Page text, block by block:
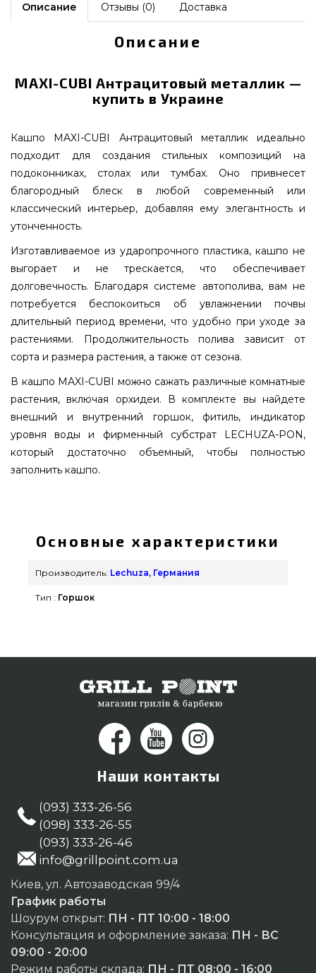
Описание Отзывы (0) Доставка
Описание
MAXI-CUBI Антрацитовый металлик —
купить в Украине
Кашпо MAXI-CUBI Антрацитовый металлик идеально
подходит для создания стильных композиций на
подоконниках, столах или тумбах. Оно привнесет
благородный блеск в любой современный или
классический интерьер, добавляя ему элегантность и
утонченность.
Изготавливаемое из ударопрочного пластика, кашпо не
выгорает и не трескается, что обеспечивает
долговечность. Благодаря системе автополива, вам не
потребуется беспокоиться об увлажнении почвы
длительный период времени, что удобно при уходе за
растениями. Продолжительность полива зависит от
сорта и размера растения, а также от сезона.
В кашпо MAXI-CUBI можно сажать различные комнатные
растения, включая орхидеи. В комплекте вы найдете
внешний и внутренний горшок, фитиль, индикатор
уровня воды и фирменный субстрат LECHUZA-PON,
который достаточно объемный, чтобы полностью
заполнить кашпо.
Lechuza, Германия по оправданной цене всего 1
679 грн. в онлайн каталоге грилей и барбекью
grillpoint.com.ua Взгляните и купите также
grillpoint.com.ua Напишите прямо сейчас нашим
Днепропетровск, Ивано-Франковск
Основные характеристики
Производитель: Lechuza, Германия
Тип : Горшок
Наши контакты
(093) 333-26-56
(098) 333-26-55
(093) 333-26-46
info@grillpoint.com.ua
Киев, ул. Автозаводская 99/4
График работы
Шоурум открыт: ПН - ПТ 10:00 - 18:00
Консультация и оформление заказа: ПН - ВС
09:00 - 20:00
Режим работы склада: ПН - ПТ 08:00 - 16:00